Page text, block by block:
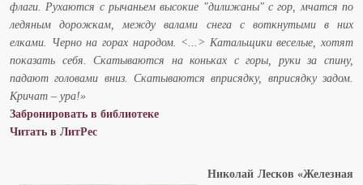
флаги. Рухаются с рычаньем высокие "дилижаны" с гор, мчатся по
ледяным дорожкам, между валами снега с воткнутыми в них
елками. Черно на горах народом. <...> Катальщики веселые, хотят
показать себя. Скатываются на коньках с горы, руки за спину,
падают головами вниз. Скатываются вприсядку, вприсядку задом.
Кричат – ура!»
Забронировать в библиотеке
Читать в ЛитРес
Николай Лесков «Железная